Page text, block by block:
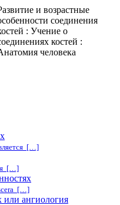
и возрастные
соединения
: Учение о
костей :
человека
[…]
[…]
[…]
или ангиология